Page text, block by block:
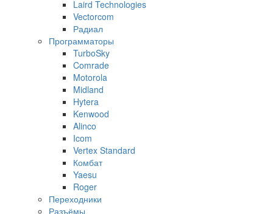
Laird Technologies
Vectorcom
Радиал
Программаторы
TurboSky
Comrade
Motorola
Midland
Hytera
Kenwood
Alinco
Icom
Vertex Standard
Комбат
Yaesu
Roger
Переходники
Разъёмы